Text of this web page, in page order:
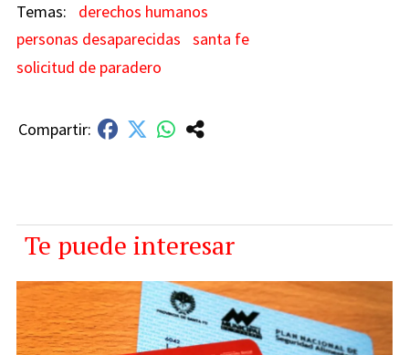
derechos humanos
personas desaparecidas
santa fe
solicitud de paradero
Te puede interesar